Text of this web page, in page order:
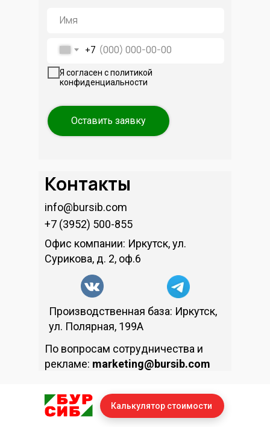
Контакты
+7 (3952) 500-855
Офис компании: Иркутск, ул.
Сурикова, д. 2, оф.6
info@bursib.com
+7
Я согласен с политикой
конфиденциальности
Оставить заявку
По вопросам сотрудничества и
рекламе: marketing@bursib.com
Производственная база: Иркутск,
ул. Полярная, 199А
Калькулятор стоимости